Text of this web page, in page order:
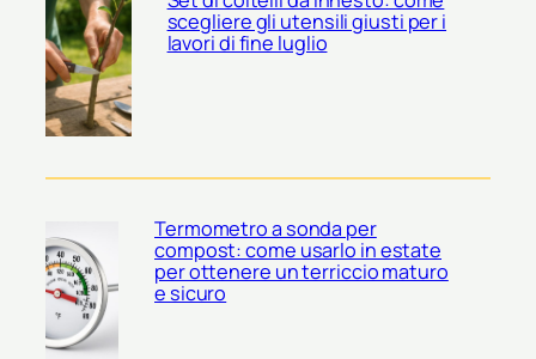
scegliere gli utensili giusti per i
lavori di fine luglio
Termometro a sonda per
compost: come usarlo in estate
per ottenere un terriccio maturo
e sicuro